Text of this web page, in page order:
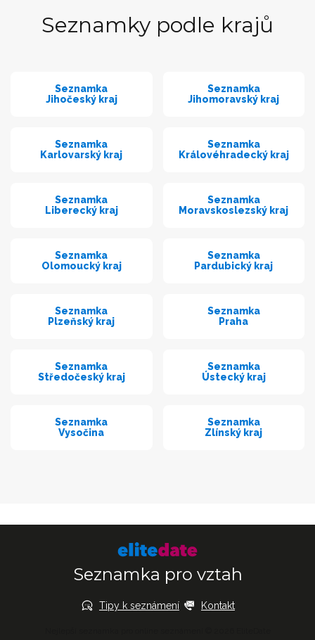
Seznamky podle krajů
Seznamka
Jihočeský kraj
Seznamka
Jihomoravský kraj
Seznamka
Karlovarský kraj
Seznamka
Královéhradecký kraj
Seznamka
Liberecký kraj
Seznamka
Moravskoslezský kraj
Seznamka
Olomoucký kraj
Seznamka
Pardubický kraj
Seznamka
Plzeňský kraj
Seznamka
Praha
Seznamka
Středočeský kraj
Seznamka
Ústecký kraj
Seznamka
Vysočina
Seznamka
Zlínský kraj
Seznamka pro vztah
Tipy k seznámení Kontakt